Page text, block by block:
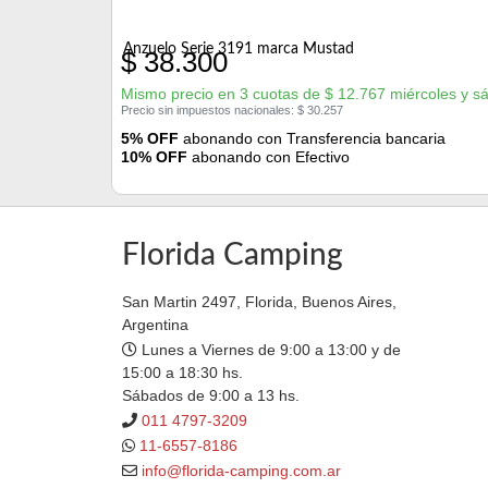
Anzuelo Serie 3191 marca Mustad
$38.300
Mismo precio en 3 cuotas de $ 12.767 miércoles y
Precio sin impuestos nacionales: $ 30.257
5% OFF abonando con Transferencia bancaria
10% OFF abonando con Efectivo
Florida Camping
San Martin 2497, Florida, Buenos Aires,
Argentina
Lunes a Viernes de 9:00 a 13:00 y de
15:00 a 18:30 hs.
Sábados de 9:00 a 13 hs.
011 4797-3209
11-6557-8186
info@florida-camping.com.ar